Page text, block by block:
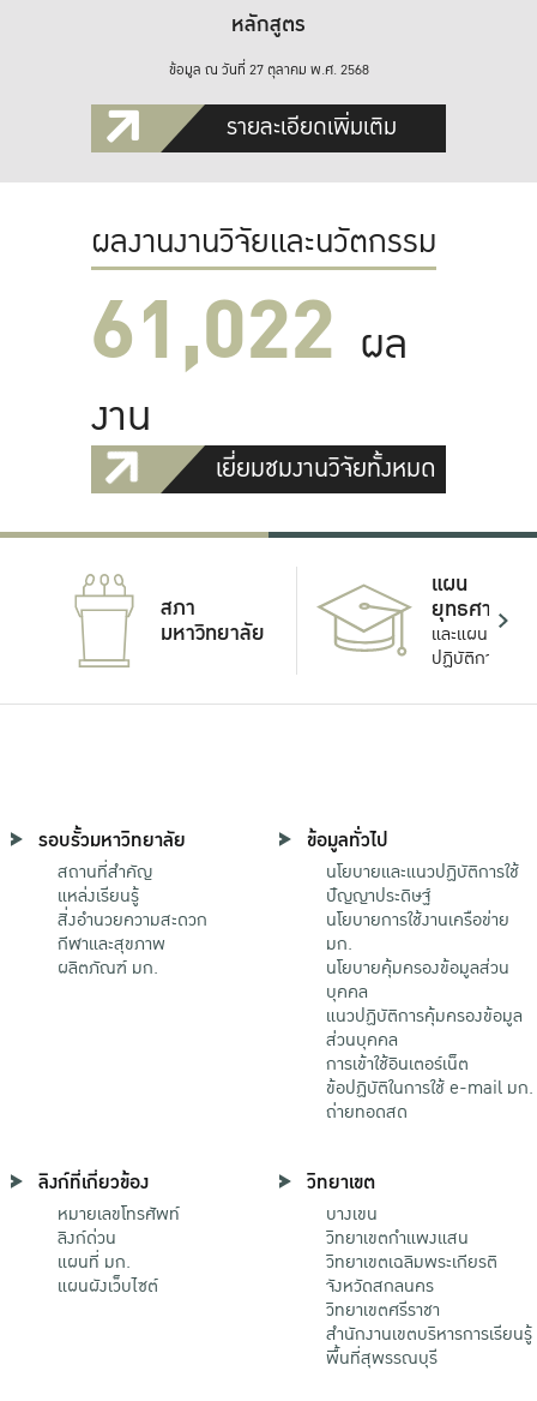
หลักสูตร
ข้อมูล ณ วันที่ 27 ตุลาคม พ.ศ. 2568
รายละเอียดเพิ่มเติม
ผลงานงานวิจัยและนวัตกรรม
61,022 ผล
งาน
เยี่ยมชมงานวิจัยทั้งหมด
สภา
มหาวิทยาลัย
แผน
ยุทธศาสตร์
และแผน
ปฏิบัติการ
รอบรั้วมหาวิทยาลัย
สถานที่สำคัญ
แหล่งเรียนรู้
สิ่งอำนวยความสะดวก
กีฬาและสุขภาพ
ผลิตภัณฑ์ มก.
ข้อมูลทั่วไป
นโยบายและแนวปฏิบัติการใช้
ปัญญาประดิษฐ์
นโยบายการใช้งานเครือข่าย
มก.
นโยบายคุ้มครองข้อมูลส่วน
บุคคล
แนวปฏิบัติการคุ้มครองข้อมูล
ส่วนบุคคล
การเข้าใช้อินเตอร์เน็ต
ข้อปฏิบัติในการใช้ e-mail มก.
ถ่ายทอดสด
ลิงก์ที่เกี่ยวข้อง
หมายเลขโทรศัพท์
ลิงก์ด่วน
แผนที่ มก.
แผนผังเว็บไซต์
วิทยาเขต
บางเขน
วิทยาเขตกําแพงแสน
วิทยาเขตเฉลิมพระเกียรติ
จังหวัดสกลนคร
วิทยาเขตศรีราชา
สำนักงานเขตบริหารการเรียนรู้
พื้นที่สุพรรณบุรี